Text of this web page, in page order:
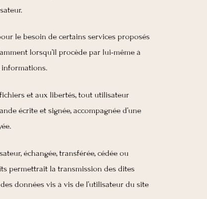
le besoin de certains services proposés
lorsqu’il procède par lui-même à
informations.
et aux libertés, tout utilisateur
écrite et signée, accompagnée d’une
échangée, transférée, cédée ou
permettrait la transmission des dites
données vis à vis de l’utilisateur du site